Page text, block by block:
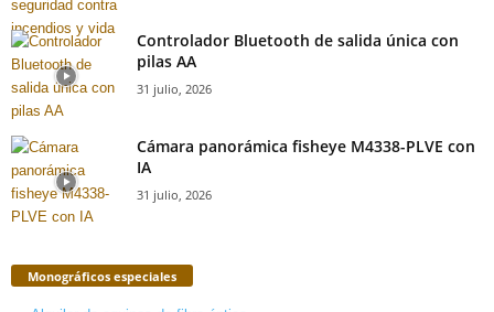
Controlador Bluetooth de salida única con
pilas AA
31 julio, 2026
Cámara panorámica fisheye M4338-PLVE con
IA
31 julio, 2026
Monográficos especiales